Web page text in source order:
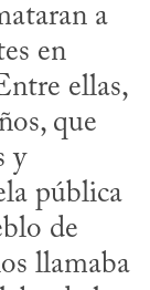
a
en
ellas,
que
y
pública
de
llamaba